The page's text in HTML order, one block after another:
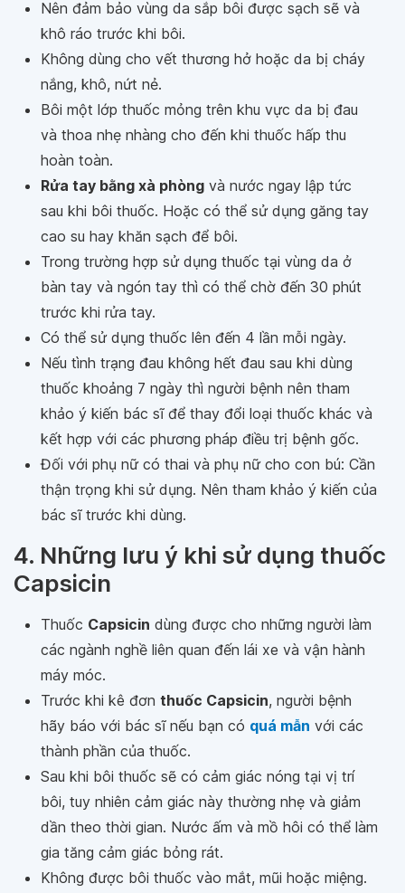
Nên đảm bảo vùng da sắp bôi được sạch sẽ và
khô ráo trước khi bôi.
Không dùng cho vết thương hở hoặc da bị cháy
nắng, khô, nứt nẻ.
Bôi một lớp thuốc mỏng trên khu vực da bị đau
và thoa nhẹ nhàng cho đến khi thuốc hấp thu
hoàn toàn.
Rửa tay bằng xà phòng và nước ngay lập tức
sau khi bôi thuốc. Hoặc có thể sử dụng găng tay
cao su hay khăn sạch để bôi.
Trong trường hợp sử dụng thuốc tại vùng da ở
bàn tay và ngón tay thì có thể chờ đến 30 phút
trước khi rửa tay.
Có thể sử dụng thuốc lên đến 4 lần mỗi ngày.
Nếu tình trạng đau không hết đau sau khi dùng
thuốc khoảng 7 ngày thì người bệnh nên tham
khảo ý kiến bác sĩ để thay đổi loại thuốc khác và
kết hợp với các phương pháp điều trị bệnh gốc.
Đối với phụ nữ có thai và phụ nữ cho con bú: Cần
thận trọng khi sử dụng. Nên tham khảo ý kiến của
bác sĩ trước khi dùng.
4. Những lưu ý khi sử dụng thuốc
Capsicin
Thuốc Capsicin dùng được cho những người làm
các ngành nghề liên quan đến lái xe và vận hành
máy móc.
Trước khi kê đơn thuốc Capsicin, người bệnh
hãy báo với bác sĩ nếu bạn có quá mẫn với các
thành phần của thuốc.
Sau khi bôi thuốc sẽ có cảm giác nóng tại vị trí
bôi, tuy nhiên cảm giác này thường nhẹ và giảm
dần theo thời gian. Nước ấm và mồ hôi có thể làm
gia tăng cảm giác bỏng rát.
Không được bôi thuốc vào mắt, mũi hoặc miệng.